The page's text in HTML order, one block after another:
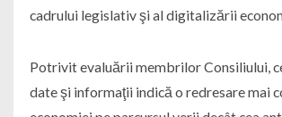
cadrului legislativ şi al digitalizării
Potrivit evaluării membrilor Consiliului,
date şi informaţii indică o redresare mai